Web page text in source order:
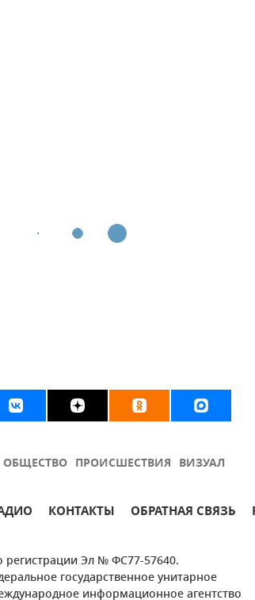
ОБЩЕСТВО ПРОИСШЕСТВИЯ ВИЗУАЛ
КОНТАКТЫ ОБРАТНАЯ СВЯЗЬ
регистрации Эл № ФС77-57640.
государственное унитарное
информационное агентство